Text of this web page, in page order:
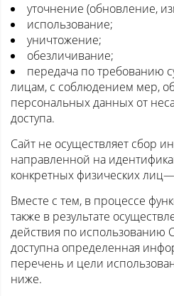
уточнение (обновление,
использование;
уничтожение;
обезличивание;
передача по требованию
лицам, с соблюдением мер,
персональных данных от
доступа.
Сайт не осуществляет сбор
направленной на
конкретных физических
Вместе с тем, в процессе
также в результате
действия по использованию
доступна определенная
перечень и цели
ниже.